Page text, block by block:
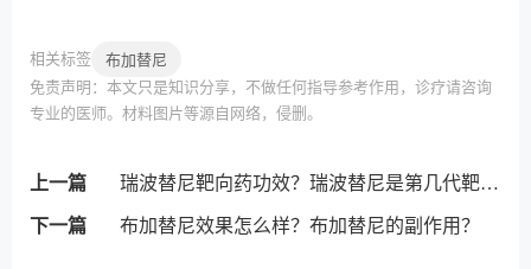
相关标签
布加替尼
免责声明：本文只是知识分享，不做任何指导参考作用，诊疗请咨询
专业的医师。材料图片等源自网络，侵删。
上一篇 瑞波替尼靶向药功效？瑞波替尼是第几代靶向药？
下一篇 布加替尼效果怎么样？布加替尼的副作用？